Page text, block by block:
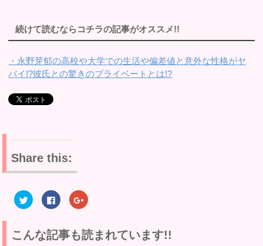
続けて読むならコチラの記事がオススメ!!
・永野芽郁の高校や大学での生活や偏差値と意外な性格がヤ
バイ!?彼氏との驚きのプライベートとは!?
Share this:
ク
リ
て
T
F
a
o
o
ク
リ
て
G
こんな記事も読まれています!!